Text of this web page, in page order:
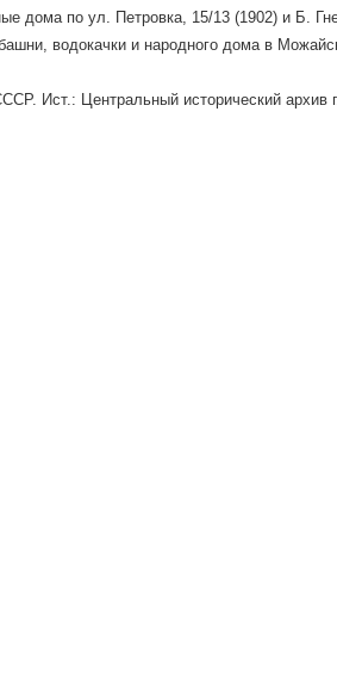
дома по ул. Петровка, 15/13 (1902) и Б.
водокачки и народного дома в
Ист.: Центральный исторический